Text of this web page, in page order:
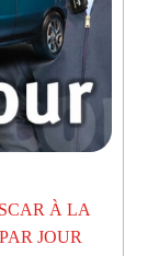
À LA
JOUR